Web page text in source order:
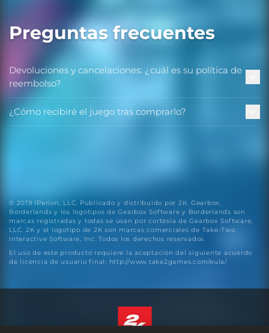
Preguntas frecuentes
Devoluciones y cancelaciones: ¿cuál es su política de
reembolso?
¿Cómo recibiré el juego tras comprarlo?
© 2019 IPerion, LLC. Publicado y distribuido por 2K. Gearbox,
Borderlands y los logotipos de Gearbox Software y Borderlands son
marcas registradas y todas se usan por cortesía de Gearbox Software,
LLC. 2K y el logotipo de 2K son marcas comerciales de Take-Two
Interactive Software, Inc. Todos los derechos reservados.
El uso de este producto requiere la aceptación del siguiente acuerdo
de licencia de usuario final: http://www.take2games.com/eula/